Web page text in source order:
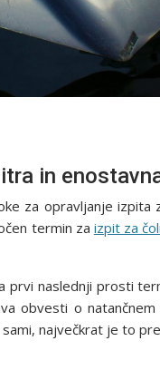
in
za opravljanje izpita
termin za izpit za
naslednji prosti
obvesti o
največkrat je to